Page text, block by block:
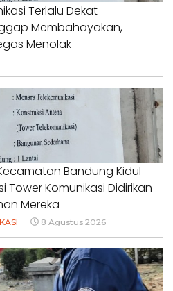
Terlalu Dekat
Membahayakan,
Menolak
Bandung Kidul
Tower Komunikasi Didirikan
Mereka
8 Agustus 2026